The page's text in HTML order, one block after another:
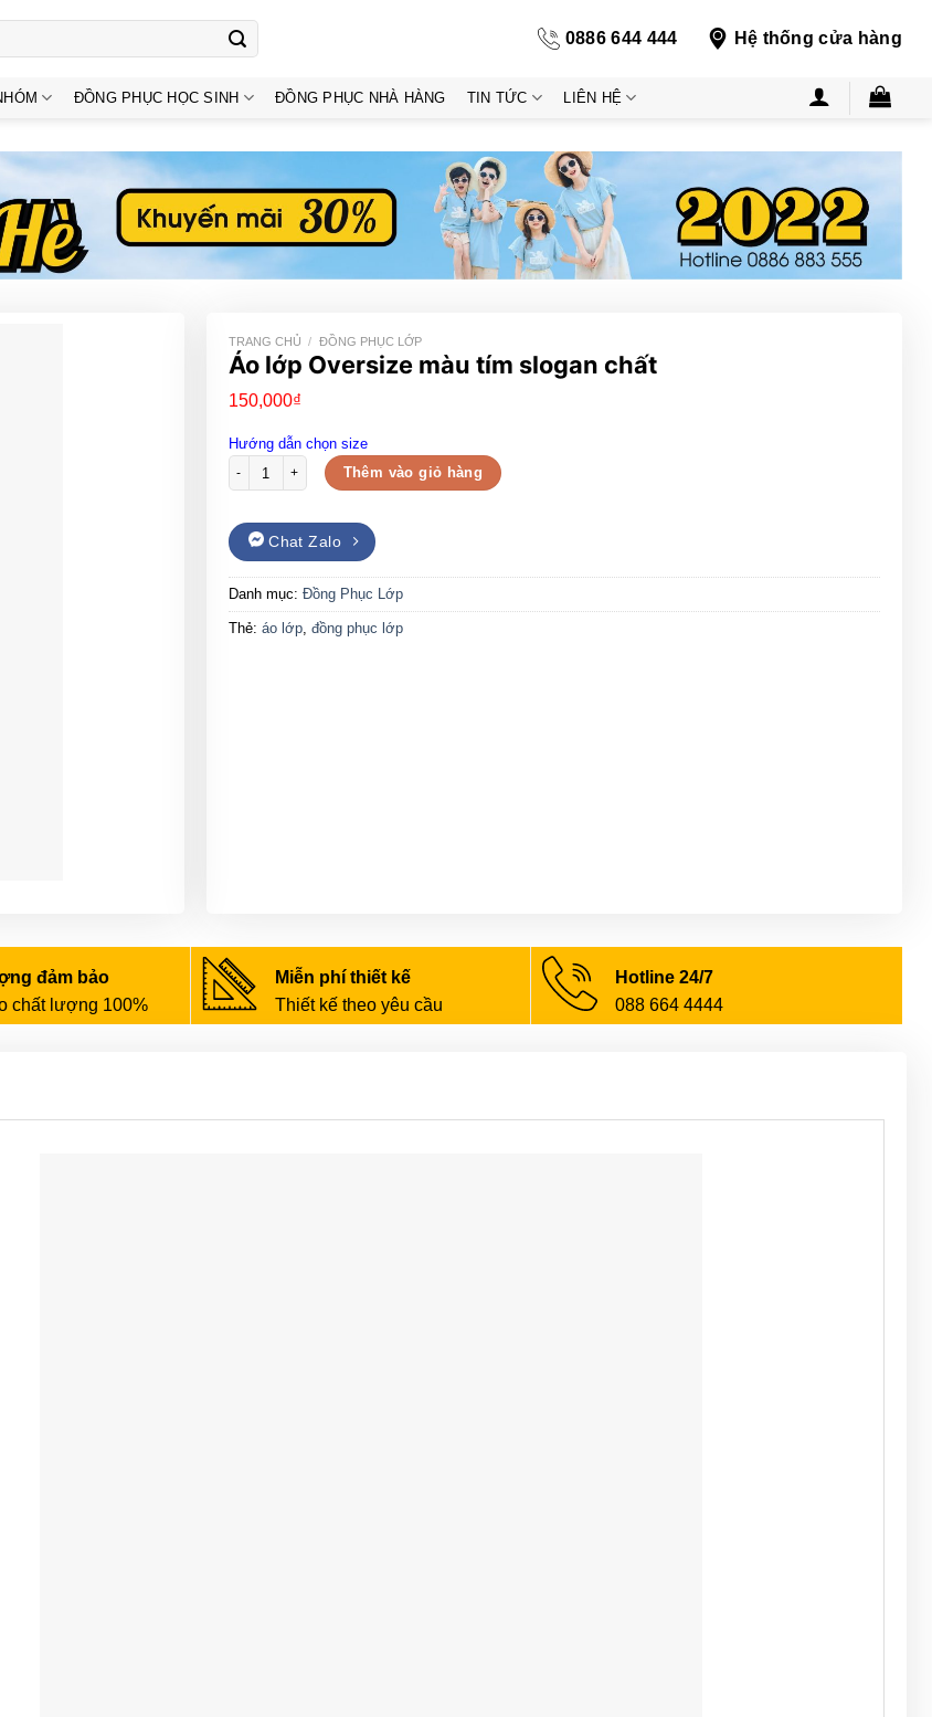
0886 644 444 Hệ thống cửa hàng
ĐỒNG PHỤC HỌC SINH ĐỒNG PHỤC NHÀ HÀNG TIN TỨC LIÊN HỆ
TRANG CHỦ / ĐỒNG PHỤC LỚP
Áo lớp Oversize màu tím slogan chất
150,000₫
Hướng dẫn chọn size
Áo lớp Oversize màu tím slogan chất số lượng
Thêm vào giỏ hàng
Chat Zalo
Danh mục: Đồng Phục Lớp
Thẻ: áo lớp, đồng phục lớp
đảm bảo
chất lượng 100%
Miễn phí thiết kế
Thiết kế theo yêu cầu
Hotline 24/7
088 664 4444